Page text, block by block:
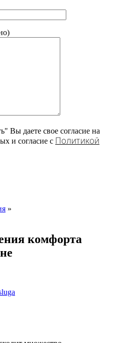
Вы даете свое согласие на
и согласие c Политикой
»
комфорта